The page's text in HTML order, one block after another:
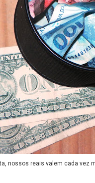
nossos reais valem cada vez